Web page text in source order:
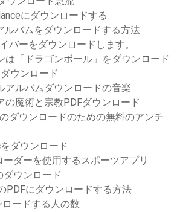
にダウンロードする
ルバムをダウンロードする方法
バーをダウンロードします。
は「ドラゴンボール」をダウンロード
ウンロード
アルバムダウンロードの音楽
の魔術と宗教PDFダウンロード
ダウンロードのための無料のアンチ
ダウンロード
ダーを使用するスポーツアプリ
ダウンロード
PDFにダウンロードする方法
ードする人の数